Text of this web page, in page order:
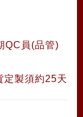
QC員(品管)
定製須約25天